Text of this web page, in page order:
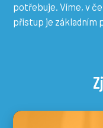
potřebuje. Víme, v
přístup je základním